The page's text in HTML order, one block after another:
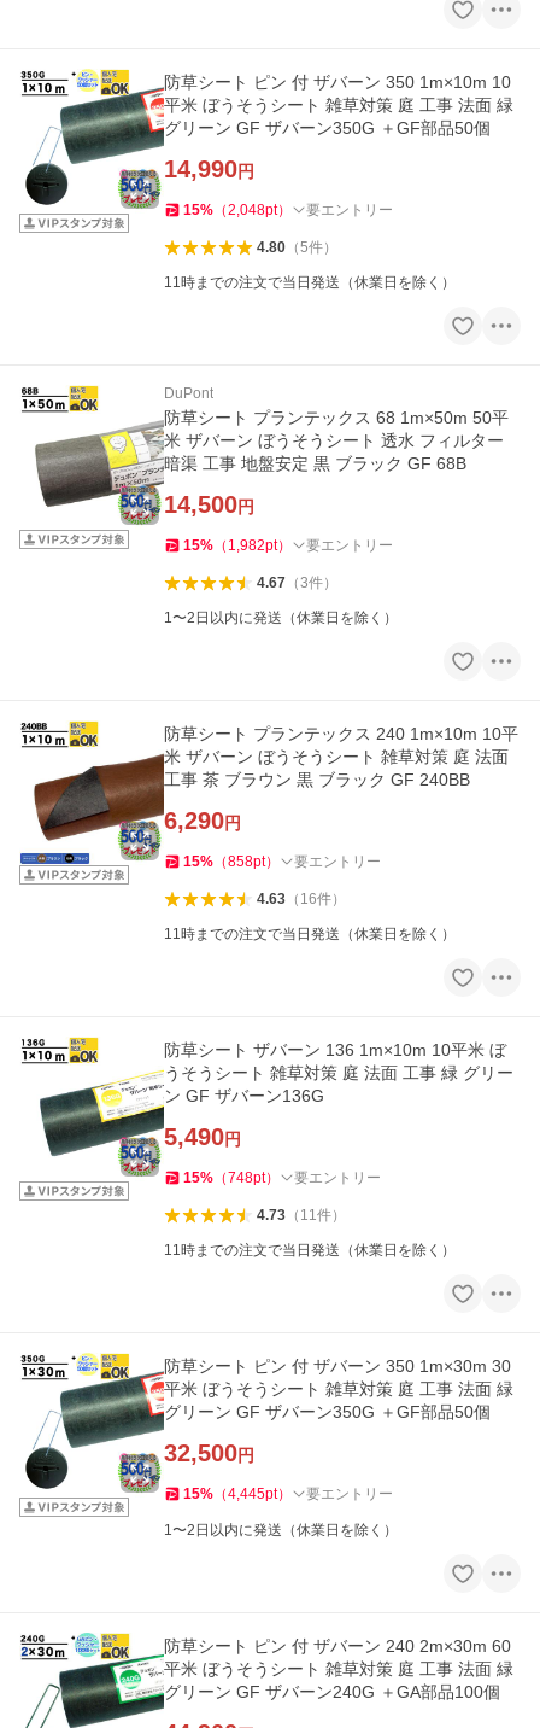
防草シート ピン 付 ザバーン 350 1m×10m 10
平米 ぼうそうシート 雑草対策 庭 工事 法面 緑
グリーン GF ザバーン350G ＋GF部品50個
14,990円
15% （2,048pt） 要エントリー
4.80（5件）
11時までの注文で当日発送（休業日を除く）
DuPont
防草シート プランテックス 68 1m×50m 50平
米 ザバーン ぼうそうシート 透水 フィルター
暗渠 工事 地盤安定 黒 ブラック GF 68B
14,500円
15% （ 1,982pt） 要エントリー
4.67（3件）
1〜2日以内に発送（休業日を除く）
防草シート プランテックス 240 1m×10m 10平
米 ザバーン ぼうそうシート 雑草対策 庭 法面
工事 茶 ブラウン 黒 ブラック GF 240BB
6,290円
15% （858pt） 要エントリー
4.63（ 16件）
11時までの注文で当日発送（休業日を除く）
防草シート ザバーン 136 1m×10m 10平米 ぼ
うそうシート 雑草対策 庭 法面 工事 緑 グリー
ン GF ザバーン136G
5,490円
15% （748pt） 要エントリー
4.73（ 11件）
11時までの注文で当日発送（休業日を除く）
防草シート ピン 付 ザバーン 350 1m×30m 30
平米 ぼうそうシート 雑草対策 庭 工事 法面 緑
グリーン GF ザバーン350G ＋GF部品50個
32,500円
15% （4,445pt） 要エントリー
1〜2日以内に発送（休業日を除く）
防草シート ピン 付 ザバーン 240 2m×30m 60
平米 ぼうそうシート 雑草対策 庭 工事 法面 緑
グリーン GF ザバーン240G ＋GA部品100個